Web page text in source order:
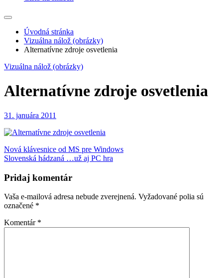
Úvodná stránka
Vizuálna nálož (obrázky)
Alternatívne zdroje osvetlenia
Vizuálna nálož (obrázky)
Alternatívne zdroje osvetlenia
31. januára 2011
Navigácia
v
článku
Nová klávesnice od MS pre Windows
Slovenská hádzaná …už aj PC hra
Pridaj komentár
Vaša e-mailová adresa nebude zverejnená. Vyžadované polia sú
označené *
Komentár *